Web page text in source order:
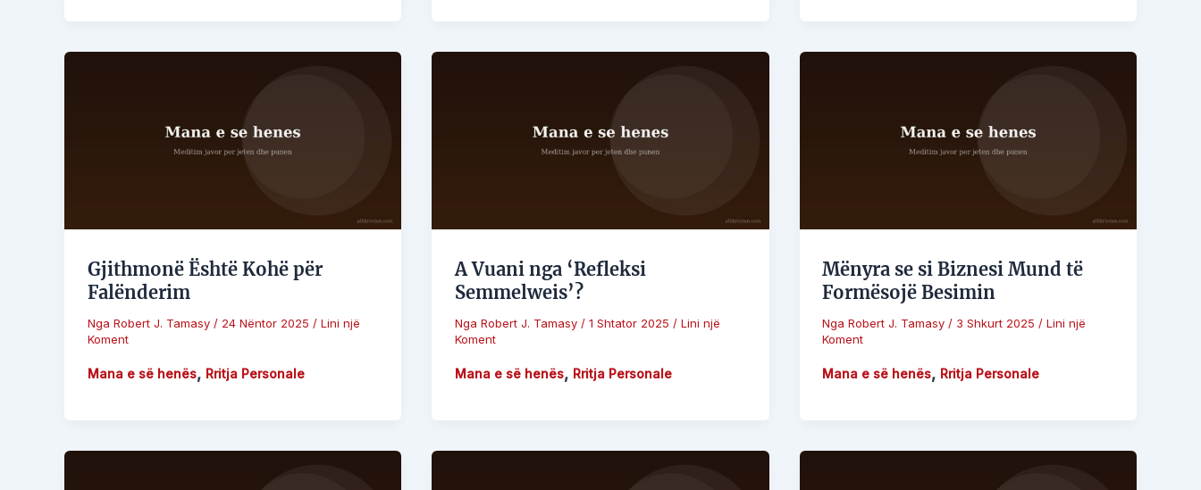
Gjithmonë Është Kohë për
Falënderim
Nga Robert J. Tamasy / 24 Nëntor 2025 / Lini një
Koment
Mana e së henës, Rritja Personale
A Vuani nga ‘Refleksi
Semmelweis’?
Nga Robert J. Tamasy / 1 Shtator 2025 / Lini një
Koment
Mana e së henës, Rritja Personale
Mënyra se si Biznesi Mund të
Formësojë Besimin
NgaRobert J. Tamasy / 3 Shkurt 2025 /Lini një
Koment
Mana e së henës, Rritja Personale